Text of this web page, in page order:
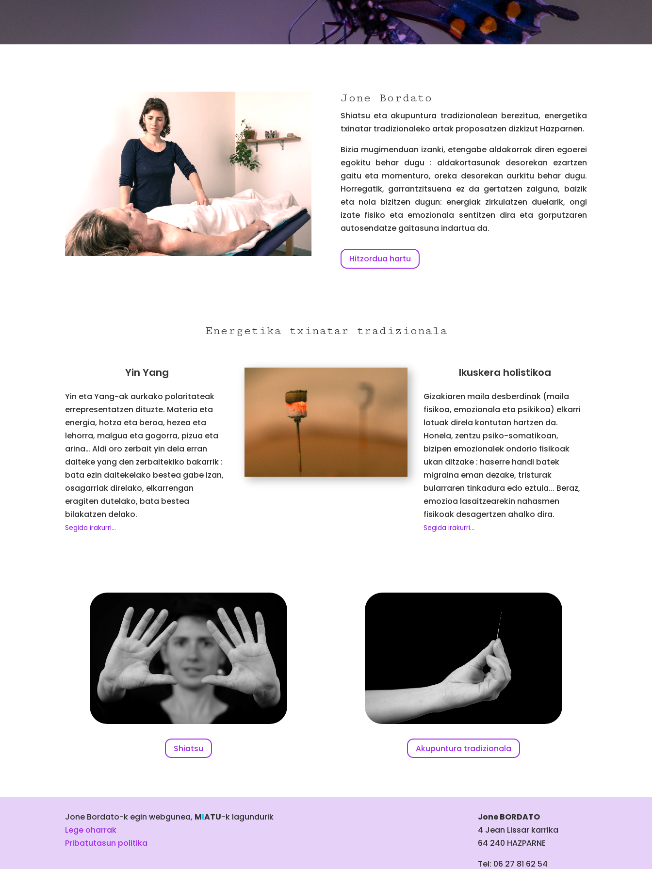
Jone Bordato
Shiatsu eta akupuntura tradizionalean berezitua, energetika
txinatar tradizionaleko artak proposatzen dizkizut Hazparnen.
Bizia mugimenduan izanki, etengabe aldakorrak diren egoerei
egokitu behar dugu : aldakortasunak desorekan ezartzen
gaitu eta momenturo, oreka desorekan aurkitu behar dugu.
Horregatik, garrantzitsuena ez da gertatzen zaiguna, baizik
eta nola bizitzen dugun: energiak zirkulatzen duelarik, ongi
izate fisiko eta emozionala sentitzen dira eta gorputzaren
autosendatze gaitasuna indartua da.
Hitzordua hartu
Energetika txinatar tradizionala
Yin Yang
Yin eta Yang-ak aurkako polaritateak
errepresentatzen dituzte. Materia eta
energia, hotza eta beroa, hezea eta
lehorra, malgua eta gogorra, pizua eta
arina… Aldi oro zerbait yin dela erran
daiteke yang den zerbaitekiko bakarrik :
bata ezin daitekelako bestea gabe izan,
osagarriak direlako, elkarrengan
eragiten dutelako, bata bestea
bilakatzen delako.
Segida irakurri...
Ikuskera holistikoa
Gizakiaren maila desberdinak (maila
fisikoa, emozionala eta psikikoa) elkarri
lotuak direla kontutan hartzen da.
Honela, zentzu psiko-somatikoan,
bizipen emozionalek ondorio fisikoak
ukan ditzake : haserre handi batek
migraina eman dezake, tristurak
bularraren tinkadura edo eztula... Beraz,
emozioa lasaitzearekin nahasmen
fisikoak desagertzen ahalko dira.
Segida irakurri...
Shiatsu Akupuntura tradizionala
Jone Bordato-k egin webgunea, MIATU-k lagundurik
Lege oharrak
Pribatutasun politika
Jone BORDATO
4 Jean Lissar karrika
64 240 HAZPARNE
Tel: 06 27 81 62 54